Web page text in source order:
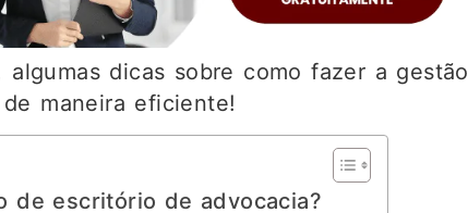
dicas sobre como fazer a gestão
maneira eficiente!
de escritório de advocacia?